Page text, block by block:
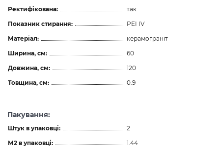
Ректифікована:
так
Показник стирання:
PEI IV
Матеріал:
керамограніт
Ширина, см:
60
Довжина, см:
120
Товщина, см:
0.9
Пакування:
Штук в упаковці:
2
М2 в упаковці:
1.44